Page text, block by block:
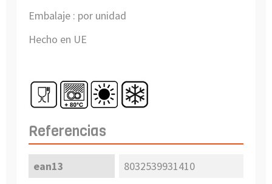
Embalaje : por unidad
Hecho en UE
Referencias
ean13 8032539931410